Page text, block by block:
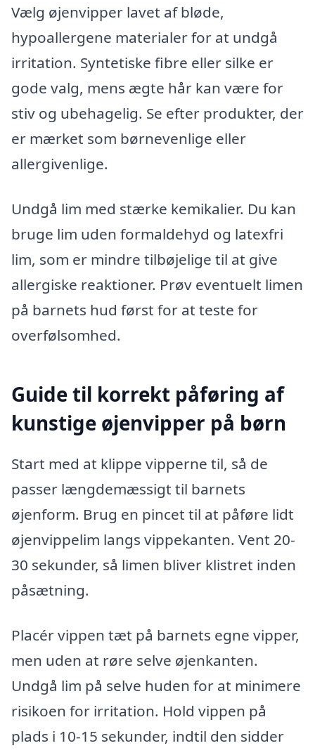
Vælg øjenvipper lavet af bløde,
hypoallergene materialer for at undgå
irritation. Syntetiske fibre eller silke er
gode valg, mens ægte hår kan være for
stiv og ubehagelig. Se efter produkter, der
er mærket som børnevenlige eller
allergivenlige.
Undgå lim med stærke kemikalier. Du kan
bruge lim uden formaldehyd og latexfri
lim, som er mindre tilbøjelige til at give
allergiske reaktioner. Prøv eventuelt limen
på barnets hud først for at teste for
overfølsomhed.
Guide til korrekt påføring af
kunstige øjenvipper på børn
Start med at klippe vipperne til, så de
passer længdemæssigt til barnets
øjenform. Brug en pincet til at påføre lidt
øjenvippelim langs vippekanten. Vent 20-
30 sekunder, så limen bliver klistret inden
påsætning.
Placér vippen tæt på barnets egne vipper,
men uden at røre selve øjenkanten.
Undgå lim på selve huden for at minimere
risikoen for irritation. Hold vippen på
plads i 10-15 sekunder, indtil den sidder